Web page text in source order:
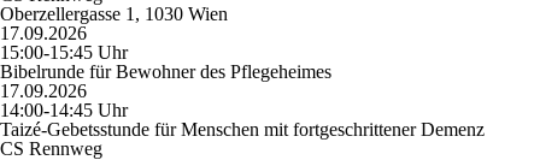
Oberzellergasse 1, 1030 Wien
17.09.2026
15:00-15:45 Uhr
Bibelrunde für Bewohner des Pflegeheimes
17.09.2026
14:00-14:45 Uhr
Taizé-Gebetsstunde für Menschen mit fortgeschrittener Demenz
CS Rennweg